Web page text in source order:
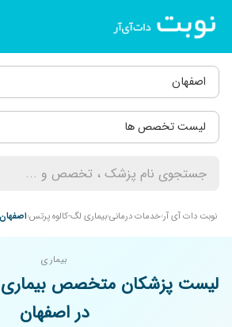
اصفهان
لیست تخصص ها
نوبت دات آی آر خدمات درمانیبیماری لگ-کالوه پرتس اصفهان
بیماری
لیست پزشکان متخصص بیماری
در اصفهان